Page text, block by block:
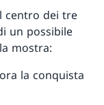
centro dei tre
un possibile
mostra:
la conquista